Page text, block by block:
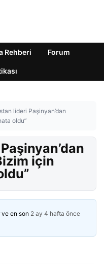
Rehberi Forum
lideri Paşinyan’dan
oldu”
için
ve en son 2 ay 4 hafta önce